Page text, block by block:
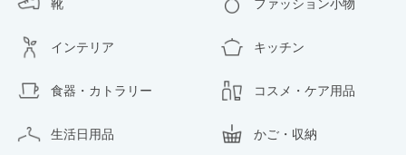
インテリア キッチン
食器・カトラリー コスメ・ケア用品
生活日用品 かご・収納